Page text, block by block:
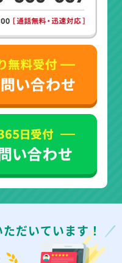
だいています！